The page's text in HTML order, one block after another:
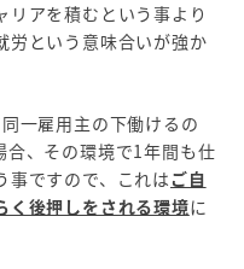
リアを積むという事より
労という意味合いが強か
一雇用主の下働けるの
合、その環境で1年間も仕
事ですので、これはご自
く後押しをされる環境に